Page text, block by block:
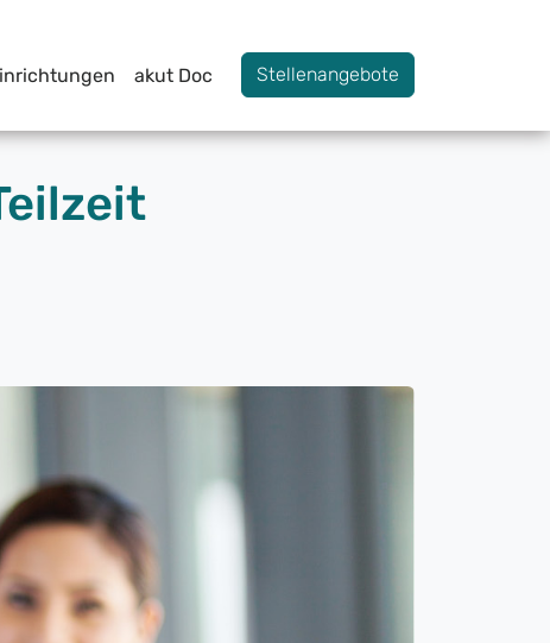
akut Doc Stellenangebote